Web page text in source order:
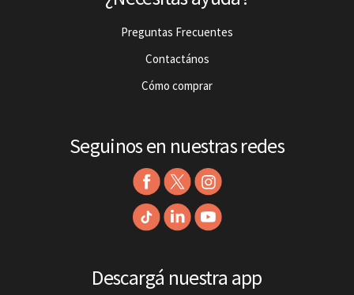
Preguntas Frecuentes
Contactános
Cómo comprar
Seguinos en nuestras redes
Descargá nuestra app